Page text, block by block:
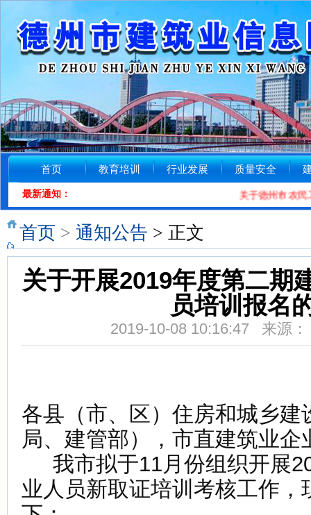
首页 教育培训 行业发展 质量安全
最新通知： 关于德州市农民工
首页 > 通知公告 > 正文
关于开展2019年度第二期
员培训报名
2019-10-08 10:16:47 来源
各县（市、区）住房和城乡建
局、建管部），市直建筑业企
我市拟于11月份组织开展
业人员新取证培训考核工作，